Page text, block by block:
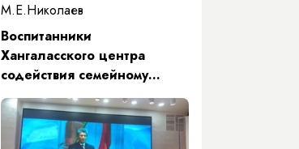
М.Е.Николаев
​Воспитанники
Хангаласского центра
содействия семейному
воспитанию почтили память
Первого Президента Якутии